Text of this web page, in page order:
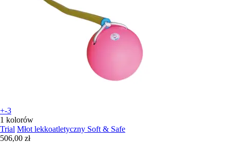
+-3
1 kolorów
Trial Młot lekkoatletyczny Soft & Safe
506,00 zł